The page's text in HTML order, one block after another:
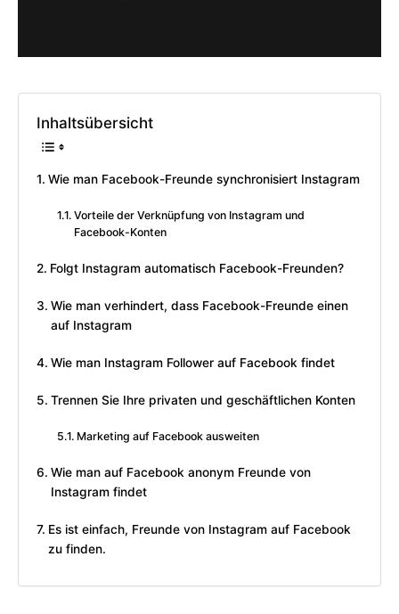
Inhaltsübersicht
Wie man Facebook-Freunde synchronisiert Instagram
Vorteile der Verknüpfung von Instagram und
Facebook-Konten
Folgt Instagram automatisch Facebook-Freunden?
Wie man verhindert, dass Facebook-Freunde einen
auf Instagram
Wie man Instagram Follower auf Facebook findet
Trennen Sie Ihre privaten und geschäftlichen Konten
Marketing auf Facebook ausweiten
Wie man auf Facebook anonym Freunde von
Instagram findet
Es ist einfach, Freunde von Instagram auf Facebook
zu finden.